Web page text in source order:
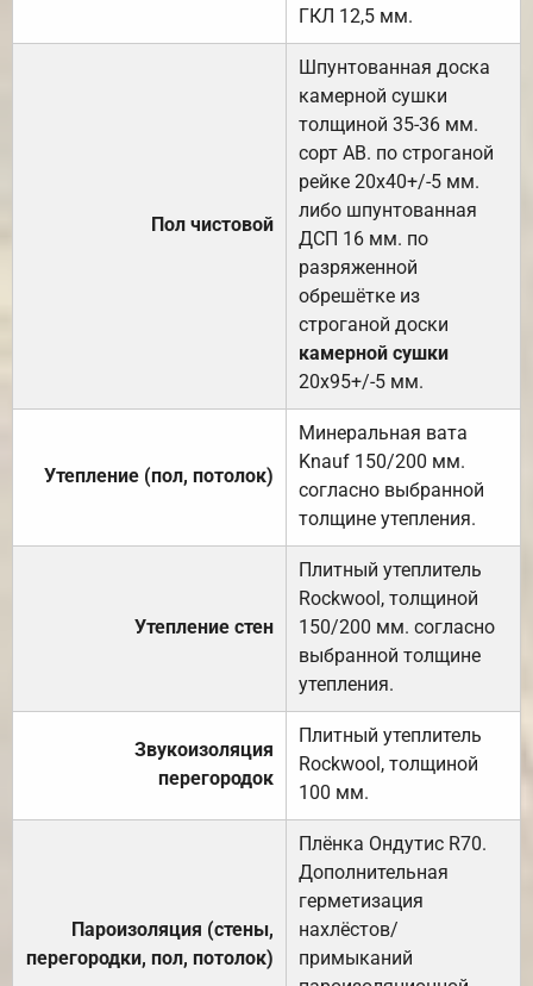
ГКЛ 12,5 мм.
Пол чистовой
Шпунтованная доска
камерной сушки
толщиной 35-36 мм.
сорт АВ. по строганой
рейке 20х40+/-5 мм.
либо шпунтованная
ДСП 16 мм. по
разряженной
обрешётке из
строганой доски
камерной сушки
20х95+/-5 мм.
Утепление (пол, потолок)
Минеральная вата
Knauf 150/200 мм.
согласно выбранной
толщине утепления.
Утепление стен
Плитный утеплитель
Rockwool, толщиной
150/200 мм. согласно
выбранной толщине
утепления.
Звукоизоляция
перегородок
Плитный утеплитель
Rockwool, толщиной
100 мм.
Пароизоляция (стены,
перегородки, пол, потолок)
Плёнка Ондутис R70.
Дополнительная
герметизация
нахлёстов/
примыканий